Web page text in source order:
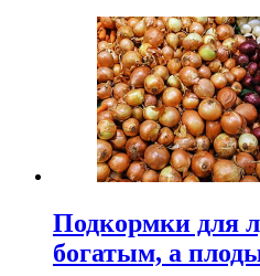
Подкормки для
богатым, а